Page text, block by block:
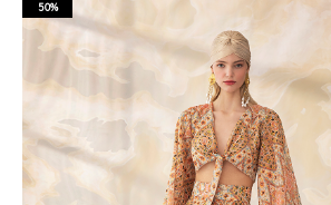
50%